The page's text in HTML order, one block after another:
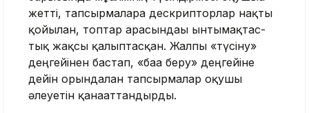
жетті, тапсырмаларға дескрипторлар нақты
қойылған, топтар арасындағы ынтымақтас­
тық жақсы қалыптасқан. Жалпы «түсіну»
деңгейінен бастап, «баға беру» деңгейіне
дейін орындалған тапсырмалар оқушы
әлеуетін қанағат­тандырды.